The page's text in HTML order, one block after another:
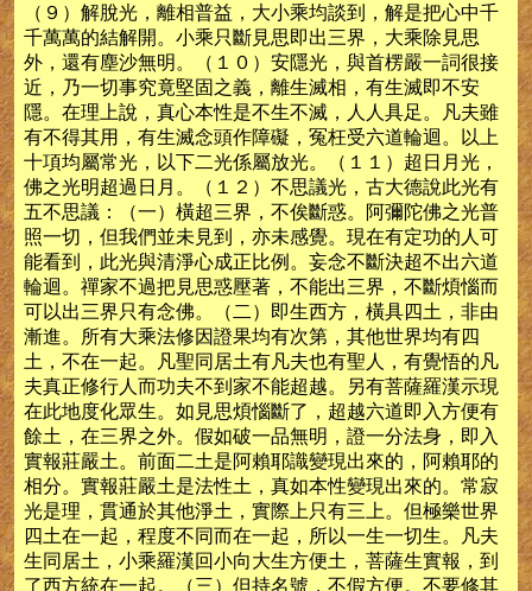
（９）解脫光，離相普益，大小乘均談到，解是把心中千
千萬萬的結解開。小乘只斷見思即出三界，大乘除見思
外，還有塵沙無明。（１０）安隱光，與首楞嚴一詞很接
近，乃一切事究竟堅固之義，離生滅相，有生滅即不安
隱。在理上說，真心本性是不生不滅，人人具足。凡夫雖
有不得其用，有生滅念頭作障礙，冤枉受六道輪迴。以上
十項均屬常光，以下二光係屬放光。（１１）超日月光，
佛之光明超過日月。（１２）不思議光，古大德說此光有
五不思議：（一）橫超三界，不俟斷惑。阿彌陀佛之光普
照一切，但我們並未見到，亦未感覺。現在有定功的人可
能看到，此光與清淨心成正比例。妄念不斷決超不出六道
輪迴。禪家不過把見思惑壓著，不能出三界，不斷煩惱而
可以出三界只有念佛。（二）即生西方，橫具四土，非由
漸進。所有大乘法修因證果均有次第，其他世界均有四
土，不在一起。凡聖同居土有凡夫也有聖人，有覺悟的凡
夫真正修行人而功夫不到家不能超越。另有菩薩羅漢示現
在此地度化眾生。如見思煩惱斷了，超越六道即入方便有
餘土，在三界之外。假如破一品無明，證一分法身，即入
實報莊嚴土。前面二土是阿賴耶識變現出來的，阿賴耶的
相分。實報莊嚴土是法性土，真如本性變現出來的。常寂
光是理，貫通於其他淨土，實際上只有三上。但極樂世界
四土在一起，程度不同而在一起，所以一生一切生。凡夫
生同居土，小乘羅漢回小向大生方便土，菩薩生實報，到
了西方統在一起。（三）但持名號，不假方便。不要修其